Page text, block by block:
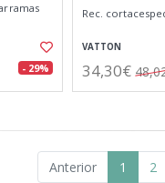
- 29%
Rec.
VATTON
34,30€
Anterior 1 2